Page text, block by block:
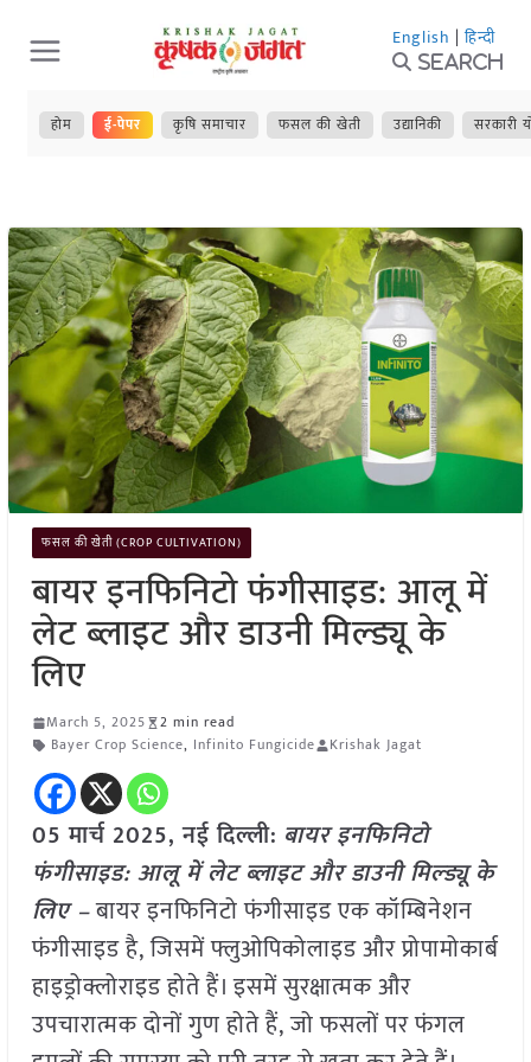
Skip
to
content
English | हिन्दी
Search
होम ई-पेपर कृषि समाचार फसल की खेती उद्यानिकी सरकारी
फसल की खेती (CROP CULTIVATION)
बायर इनफिनिटो फंगीसाइड: आलू में
लेट ब्लाइट और डाउनी मिल्ड्यू के
लिए
March 5, 2025
2 min read
Bayer Crop Science, Infinito Fungicide Krishak Jagat
05 मार्च 2025, नई दिल्ली: बायर इनफिनिटो
फंगीसाइड: आलू में लेट ब्लाइट और डाउनी मिल्ड्यू के
लिए –बायर इनफिनिटो फंगीसाइड एक कॉम्बिनेशन
फंगीसाइड है, जिसमें फ्लुओपिकोलाइड और प्रोपामोकार्ब
हाइड्रोक्लोराइड होते हैं। इसमें सुरक्षात्मक और
उपचारात्मक दोनों गुण होते हैं, जो फसलों पर फंगल